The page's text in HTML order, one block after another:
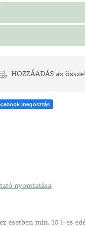
HOZZÁADÁS az
megosztás
nyomtatása
esetben min. 10 l-es